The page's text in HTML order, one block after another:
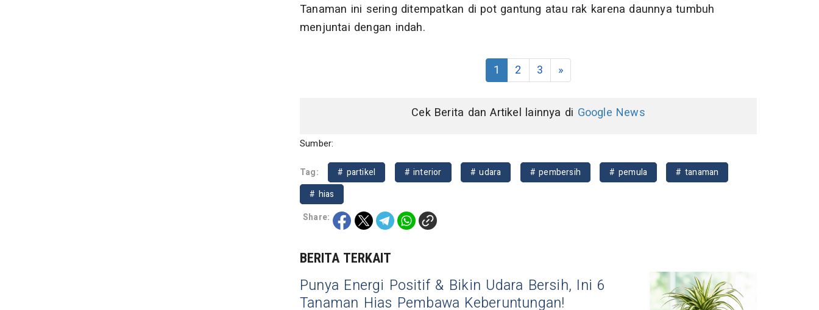
Tanaman ini sering ditempatkan di pot gantung atau rak karena daunnya tumbuh
menjuntai dengan indah.
1 2 3 »
Cek Berita dan Artikel lainnya di Google News
Sumber:
Tag: # partikel # interior # udara # pembersih # pemula
# tanaman
# hias
Share:
BERITA TERKAIT
Punya Energi Positif & Bikin Udara Bersih, Ini 6
Tanaman Hias Pembawa Keberuntungan!